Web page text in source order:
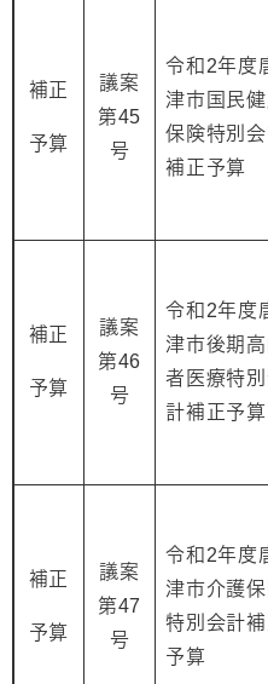
補正
予算
議案
第45
号
令和2年度
津市国民
保険特別
補正予算
補正
予算
議案
第46
号
令和2年度
津市後期
者医療特
計補正予算
補正
予算
議案
第47
号
令和2年度
津市介護
特別会計補
予算